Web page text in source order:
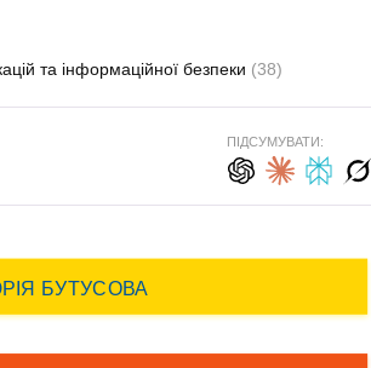
та інформаційної безпеки (38)
ПІДСУМУВАТИ: